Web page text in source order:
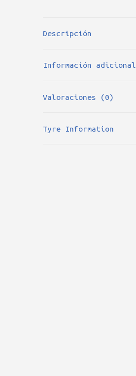
Descripción
Información adicional
Valoraciones (0)
Tyre Information